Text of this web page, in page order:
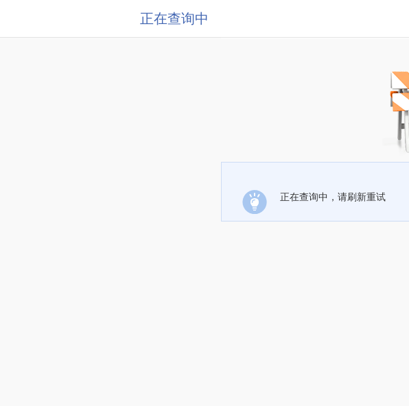
正在查询中
正在查询中，请刷新重试